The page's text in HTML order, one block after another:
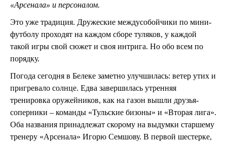
«Арсенала» и персоналом.
Это уже традиция. Дружеские междусобойчики по мини-
футболу проходят на каждом сборе туляков, у каждой
такой игры свой сюжет и своя интрига. Но обо всем по
порядку.
Погода сегодня в Белеке заметно улучшилась: ветер утих и
пригревало солнце. Едва завершилась утренняя
тренировка оружейников, как на газон вышли друзья-
соперники – команды «Тульские бизоны» и «Вторая лига».
Оба названия принадлежат скорому на выдумки старшему
тренеру «Арсенала» Игорю Семшову. В первой шестерке,